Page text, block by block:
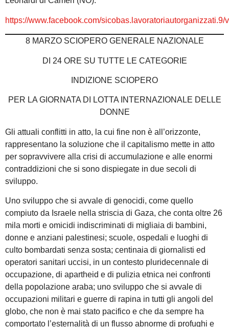
https://www.facebook.com/
8 MARZO SCIOPERO GENERALE NAZIONALE
DI 24 ORE SU TUTTE LE CATEGORIE
INDIZIONE SCIOPERO
PER LA GIORNATA DI LOTTA INTERNAZIONALE DELLE
DONNE
Gli attuali conflitti in atto, la cui fine non è all’orizzonte,
rappresentano la soluzione che il capitalismo mette in atto
per sopravvivere alla crisi di accumulazione e alle enormi
contraddizioni che si sono dispiegate in due secoli di
sviluppo.
Uno sviluppo che si avvale di genocidi, come quello
compiuto da Israele nella striscia di Gaza, che conta oltre 26
mila morti e omicidi indiscriminati di migliaia di bambini,
donne e anziani palestinesi; scuole, ospedali e luoghi di
culto bombardati senza sosta; centinaia di giornalisti ed
operatori sanitari uccisi, in un contesto pluridecennale di
occupazione, di apartheid e di pulizia etnica nei confronti
della popolazione araba; uno sviluppo che si avvale di
occupazioni militari e guerre di rapina in tutti gli angoli del
globo, che non è mai stato pacifico e che da sempre ha
comportato l’esternalità di un flusso abnorme di profughi e